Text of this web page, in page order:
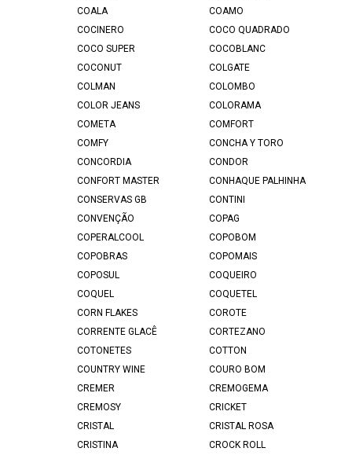
COALA
COAMO
COCINERO
COCO QUADRADO
COCO SUPER
COCOBLANC
COCONUT
COLGATE
COLMAN
COLOMBO
COLOR JEANS
COLORAMA
COMETA
COMFORT
COMFY
CONCHA Y TORO
CONCORDIA
CONDOR
CONFORT MASTER
CONHAQUE PALHINHA
CONSERVAS GB
CONTINI
CONVENÇÃO
COPAG
COPERALCOOL
COPOBOM
COPOBRAS
COPOMAIS
COPOSUL
COQUEIRO
COQUEL
COQUETEL
CORN FLAKES
COROTE
CORRENTE GLACÊ
CORTEZANO
COTONETES
COTTON
COUNTRY WINE
COURO BOM
CREMER
CREMOGEMA
CREMOSY
CRICKET
CRISTAL
CRISTAL ROSA
CRISTINA
CROCK ROLL